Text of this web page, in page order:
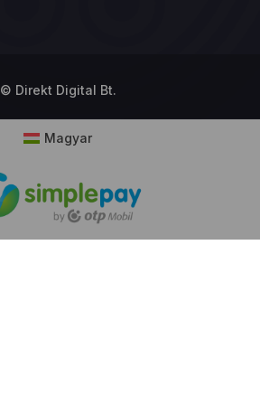
© Direkt Digital Bt.
Magyar